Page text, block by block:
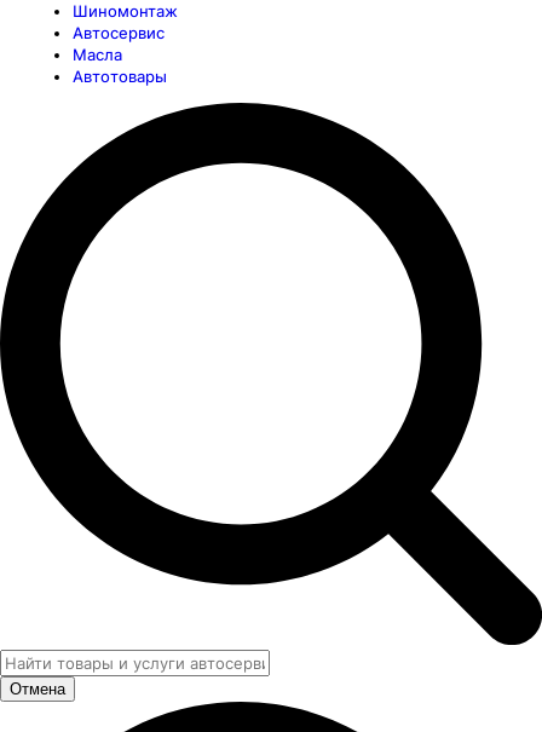
Шиномонтаж
Автосервис
Масла
Автотовары
Отмена